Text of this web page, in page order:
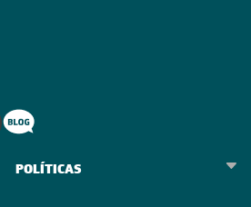
POLÍTICAS